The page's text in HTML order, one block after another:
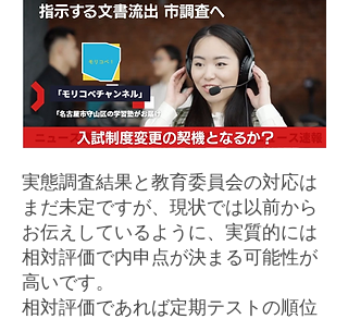
実態調査結果と教育委員会の対応は
まだ未定ですが、現状では以前から
お伝えしているように、実質的には
相対評価で内申点が決まる可能性が
高いです。
相対評価であれば定期テストの順位​